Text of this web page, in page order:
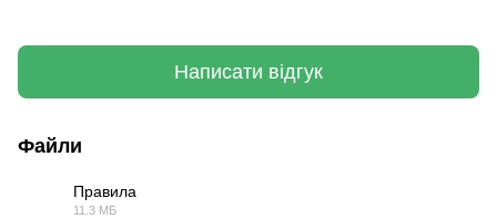
Написати відгук
Файли
Правила
11.3 МБ